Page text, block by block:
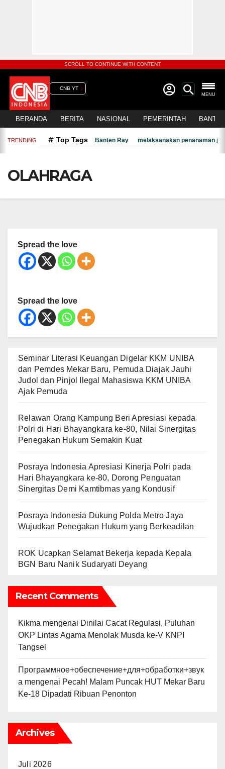
SCROLL TO CONTINUE WITH CONTENT
CNB YT
MENU
BERANDA BERITA NASIONAL PEMERINTAH
TRENDING Top Tags Banten Ray melaksanakan penanaman
OLAHRAGA
Spread the love
Spread the love
Seminar Literasi Keuangan Digelar KKM UNIBA
dan Pemdes Mekar Baru, Pemuda Diajak Jauhi
Judol dan Pinjol Ilegal Mahasiswa KKM UNIBA
Ajak Pemuda
Relawan Orang Kampung Beri Apresiasi kepada
Polri di Hari Bhayangkara ke-80, Nilai Sinergitas
Penegakan Hukum Semakin Kuat
Posraya Indonesia Apresiasi Kinerja Polri pada
Hari Bhayangkara ke-80, Dorong Penguatan
Sinergitas Demi Kamtibmas yang Kondusif
Posraya Indonesia Dukung Polda Metro Jaya
Wujudkan Penegakan Hukum yang Berkeadilan
ROK Ucapkan Selamat Bekerja kepada Kepala
BGN Baru Nanik Sudaryati Deyang
Recent Comments
Kikma mengenai Dinilai Cacat Regulasi, Puluhan
OKP Lintas Agama Menolak Musda ke-V KNPI
Tangsel
Программное+обеспечение+для+обработки+звук
а mengenai Pecah! Malam Puncak HUT Mekar Baru
Ke-18 Dipadati Ribuan Penonton
Archives
Juli 2026